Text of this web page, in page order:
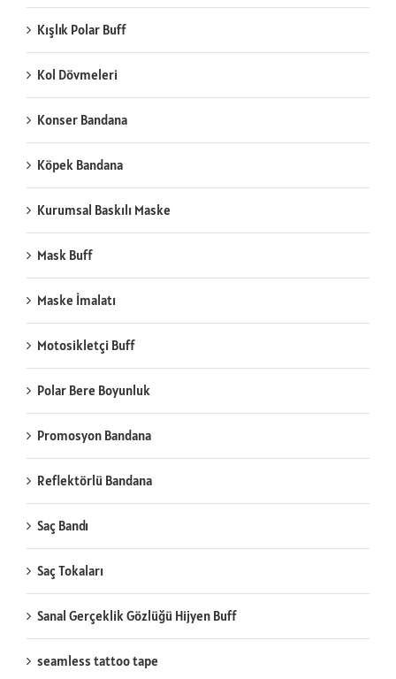
Kışlık Polar Buff
Kol Dövmeleri
Konser Bandana
Köpek Bandana
Kurumsal Baskılı Maske
Mask Buff
Maske İmalatı
Motosikletçi Buff
Polar Bere Boyunluk
Promosyon Bandana
Reflektörlü Bandana
Saç Bandı
Saç Tokaları
Sanal Gerçeklik Gözlüğü Hijyen Buff
seamless tattoo tape